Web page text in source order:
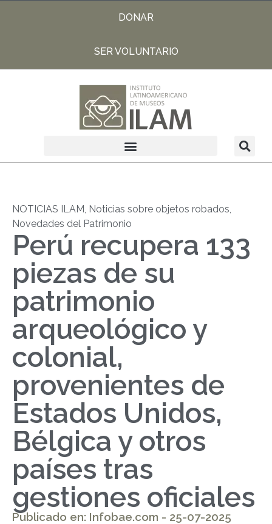
DONAR
SER VOLUNTARIO
NOTICIAS ILAM, Noticias sobre objetos robados,
Novedades del Patrimonio
Perú recupera 133
piezas de su
patrimonio
arqueológico y
colonial,
provenientes de
Estados Unidos,
Bélgica y otros
países tras
gestiones oficiales
Publicado en: Infobae.com - 25-07-2025